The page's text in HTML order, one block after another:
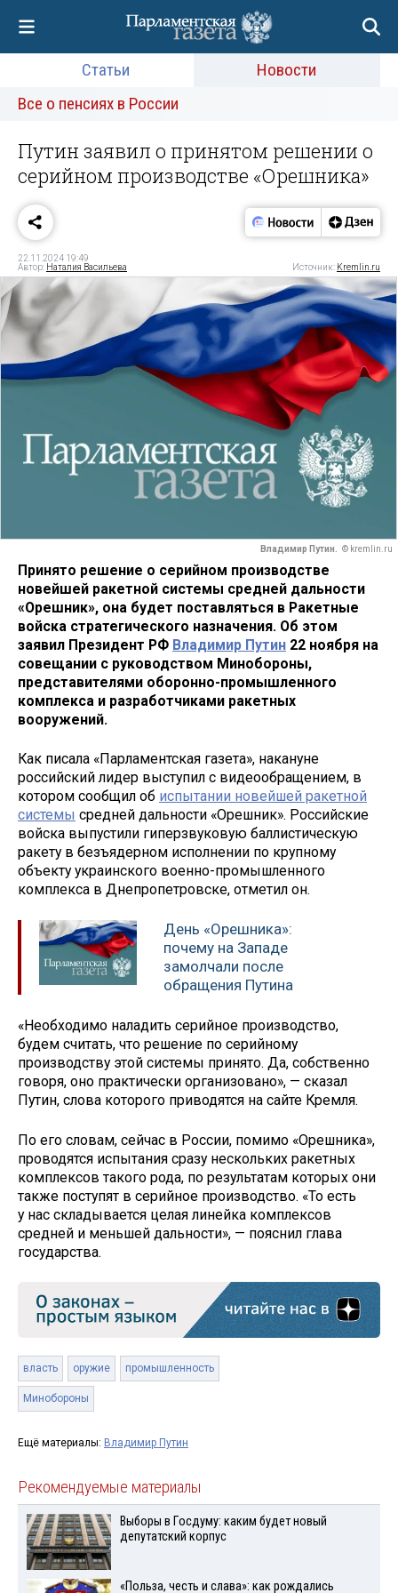
Статьи
Новости
Все о пенсиях в России
Путин заявил о принятом решении о
серийном производстве «Орешника»
22.11.2024 19:49
Автор: Наталия Васильева Источник: Kremlin.ru
Владимир Путин. © kremlin.ru
Принято решение о серийном производстве
новейшей ракетной системы средней дальности
«Орешник», она будет поставляться в Ракетные
войска стратегического назначения. Об этом
заявил Президент РФ Владимир Путин 22 ноября на
совещании с руководством Минобороны,
представителями оборонно-промышленного
комплекса и разработчиками ракетных
вооружений.
Как писала «Парламентская газета», накануне
российский лидер выступил с видеообращением, в
котором сообщил об испытании новейшей ракетной
системы средней дальности «Орешник». Российские
войска выпустили гиперзвуковую баллистическую
ракету в безъядерном исполнении по крупному
объекту украинского военно-промышленного
комплекса в Днепропетровске, отметил он.
День «Орешника»:
почему на Западе
замолчали после
обращения Путина
«Необходимо наладить серийное производство,
будем считать, что решение по серийному
производству этой системы принято. Да, собственно
говоря, оно практически организовано», — сказал
Путин, слова которого приводятся на сайте Кремля.
По его словам, сейчас в России, помимо «Орешника»,
проводятся испытания сразу нескольких ракетных
комплексов такого рода, по результатам которых они
также поступят в серийное производство. «То есть
у нас складывается целая линейка комплексов
средней и меньшей дальности», — пояснил глава
государства.
власть оружие промышленность
Минобороны
Ещё материалы: Владимир Путин
Рекомендуемые материалы
Выборы в Госдуму: каким будет новый
депутатский корпус
«Польза, честь и слава»: как рождались